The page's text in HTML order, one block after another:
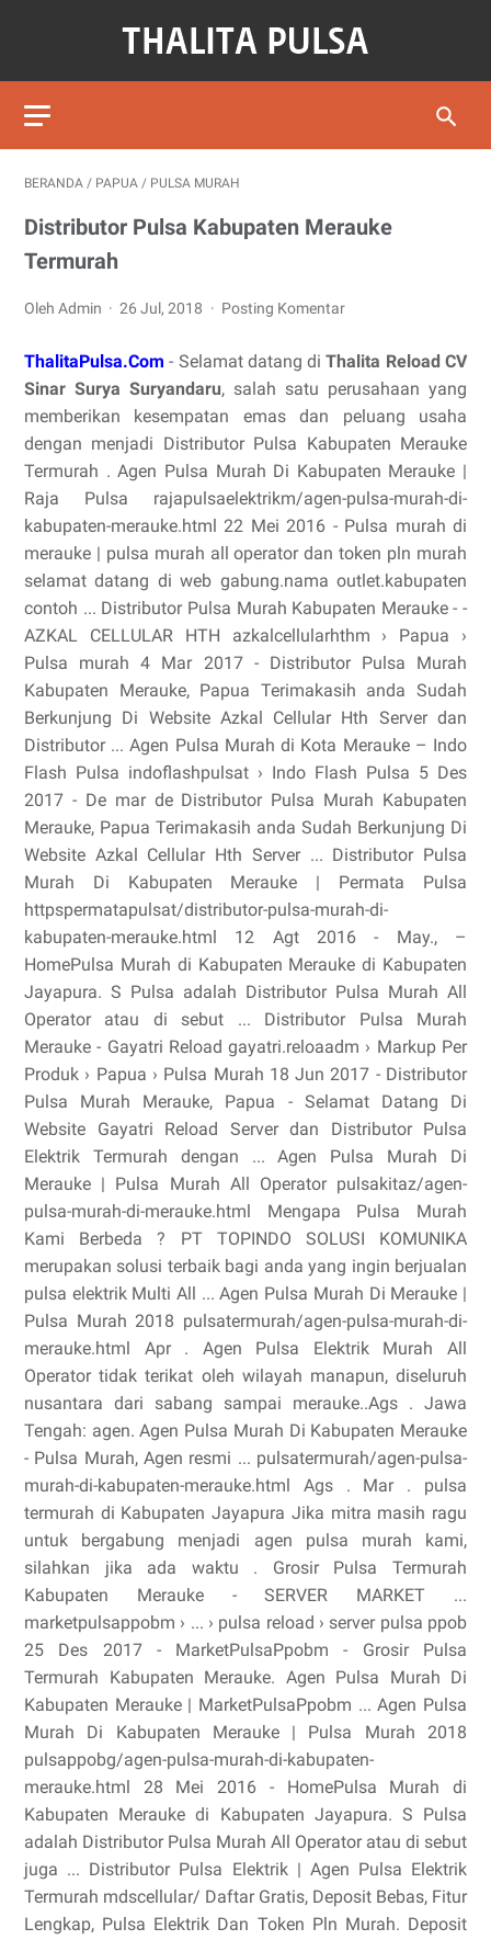
BERANDA / PAPUA / PULSA MURAH
Distributor Pulsa Kabupaten Merauke
Termurah
Oleh Admin 26 Jul, 2018 Posting Komentar
ThalitaPulsa.Com - Selamat datang diThalita Reload CV
Sinar Surya Suryandaru, salah satu perusahaan yang
memberikan kesempatan emas dan peluang usaha
dengan menjadi Distributor Pulsa Kabupaten Merauke
Termurah . Agen Pulsa Murah Di Kabupaten Merauke |
Raja Pulsa rajapulsaelektrikm/agen-pulsa-murah-di-
kabupaten-merauke.html 22 Mei 2016 - Pulsa murah di
merauke | pulsa murah all operator dan token pln murah
selamat datang di web gabung.nama outlet.kabupaten
contoh ... Distributor Pulsa Murah Kabupaten Merauke - -
AZKAL CELLULAR HTH azkalcellularhthm › Papua ›
Pulsa murah 4 Mar 2017 - Distributor Pulsa Murah
Kabupaten Merauke, Papua Terimakasih anda Sudah
Berkunjung Di Website Azkal Cellular Hth Server dan
Distributor ... Agen Pulsa Murah di Kota Merauke – Indo
Flash Pulsa indoflashpulsat › Indo Flash Pulsa 5 Des
2017 - De mar de Distributor Pulsa Murah Kabupaten
Merauke, Papua Terimakasih anda Sudah Berkunjung Di
Website Azkal Cellular Hth Server ... Distributor Pulsa
Murah Di Kabupaten Merauke | Permata Pulsa
httpspermatapulsat/distributor-pulsa-murah-di-
kabupaten-merauke.html 12 Agt 2016 - May., –
HomePulsa Murah di Kabupaten Merauke di Kabupaten
Jayapura. S Pulsa adalah Distributor Pulsa Murah All
Operator atau di sebut ... Distributor Pulsa Murah
Merauke - Gayatri Reload gayatri.reloaadm › Markup Per
Produk › Papua › Pulsa Murah 18 Jun 2017 - Distributor
Pulsa Murah Merauke, Papua - Selamat Datang Di
Website Gayatri Reload Server dan Distributor Pulsa
Elektrik Termurah dengan ... Agen Pulsa Murah Di
Merauke | Pulsa Murah All Operator pulsakitaz/agen-
pulsa-murah-di-merauke.html Mengapa Pulsa Murah
Kami Berbeda ? PT TOPINDO SOLUSI KOMUNIKA
merupakan solusi terbaik bagi anda yang ingin berjualan
pulsa elektrik Multi All ... Agen Pulsa Murah Di Merauke |
Pulsa Murah 2018 pulsatermurah/agen-pulsa-murah-di-
merauke.html Apr . Agen Pulsa Elektrik Murah All
Operator tidak terikat oleh wilayah manapun, diseluruh
nusantara dari sabang sampai merauke..Ags . Jawa
Tengah: agen. Agen Pulsa Murah Di Kabupaten Merauke
- Pulsa Murah, Agen resmi ... pulsatermurah/agen-pulsa-
murah-di-kabupaten-merauke.html Ags . Mar . pulsa
termurah di Kabupaten Jayapura Jika mitra masih ragu
untuk bergabung menjadi agen pulsa murah kami,
silahkan jika ada waktu . Grosir Pulsa Termurah
Kabupaten Merauke - SERVER MARKET ...
marketpulsappobm › ... › pulsa reload › server pulsa ppob
25 Des 2017 - MarketPulsaPpobm - Grosir Pulsa
Termurah Kabupaten Merauke. Agen Pulsa Murah Di
Kabupaten Merauke | MarketPulsaPpobm ... Agen Pulsa
Murah Di Kabupaten Merauke | Pulsa Murah 2018
pulsappobg/agen-pulsa-murah-di-kabupaten-
merauke.html 28 Mei 2016 - HomePulsa Murah di
Kabupaten Merauke di Kabupaten Jayapura. S Pulsa
adalah Distributor Pulsa Murah All Operator atau di sebut
juga ... Distributor Pulsa Elektrik | Agen Pulsa Elektrik
Termurah‎ mdscellular/‎ Daftar Gratis, Deposit Bebas, Fitur
Lengkap, Pulsa Elektrik Dan Token Pln Murah. Deposit